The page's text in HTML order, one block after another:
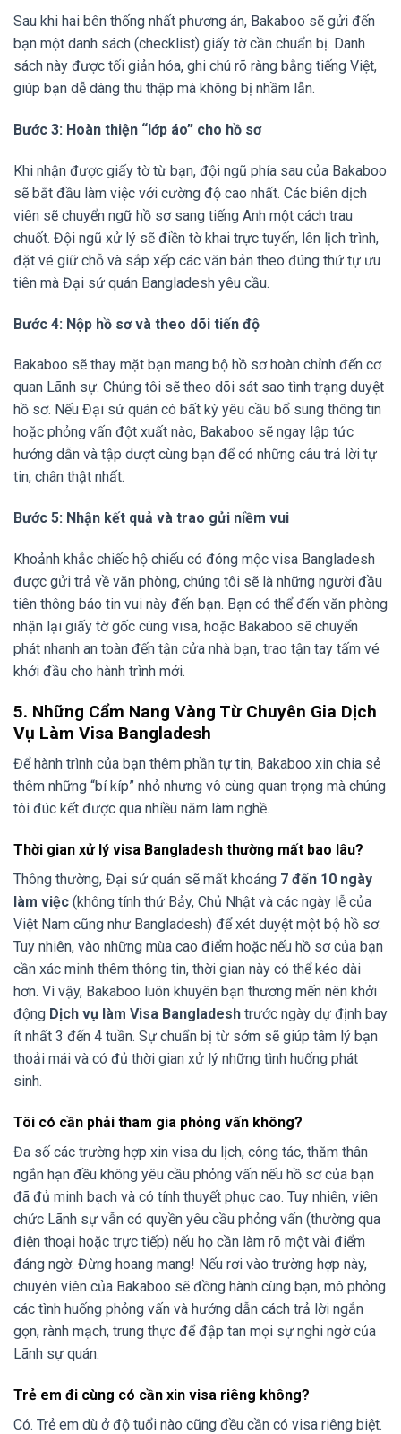
Sau khi hai bên thống nhất phương án, Bakaboo sẽ gửi đến
bạn một danh sách (checklist) giấy tờ cần chuẩn bị. Danh
sách này được tối giản hóa, ghi chú rõ ràng bằng tiếng Việt,
giúp bạn dễ dàng thu thập mà không bị nhầm lẫn.
Bước 3: Hoàn thiện “lớp áo” cho hồ sơ
Khi nhận được giấy tờ từ bạn, đội ngũ phía sau của Bakaboo
sẽ bắt đầu làm việc với cường độ cao nhất. Các biên dịch
viên sẽ chuyển ngữ hồ sơ sang tiếng Anh một cách trau
chuốt. Đội ngũ xử lý sẽ điền tờ khai trực tuyến, lên lịch trình,
đặt vé giữ chỗ và sắp xếp các văn bản theo đúng thứ tự ưu
tiên mà Đại sứ quán Bangladesh yêu cầu.
Bước 4: Nộp hồ sơ và theo dõi tiến độ
Bakaboo sẽ thay mặt bạn mang bộ hồ sơ hoàn chỉnh đến cơ
quan Lãnh sự. Chúng tôi sẽ theo dõi sát sao tình trạng duyệt
hồ sơ. Nếu Đại sứ quán có bất kỳ yêu cầu bổ sung thông tin
hoặc phỏng vấn đột xuất nào, Bakaboo sẽ ngay lập tức
hướng dẫn và tập dượt cùng bạn để có những câu trả lời tự
tin, chân thật nhất.
Bước 5: Nhận kết quả và trao gửi niềm vui
Khoảnh khắc chiếc hộ chiếu có đóng mộc visa Bangladesh
được gửi trả về văn phòng, chúng tôi sẽ là những người đầu
tiên thông báo tin vui này đến bạn. Bạn có thể đến văn phòng
nhận lại giấy tờ gốc cùng visa, hoặc Bakaboo sẽ chuyển
phát nhanh an toàn đến tận cửa nhà bạn, trao tận tay tấm vé
khởi đầu cho hành trình mới.
5. Những Cẩm Nang Vàng Từ Chuyên Gia Dịch
Vụ Làm Visa Bangladesh
Để hành trình của bạn thêm phần tự tin, Bakaboo xin chia sẻ
thêm những “bí kíp” nhỏ nhưng vô cùng quan trọng mà chúng
tôi đúc kết được qua nhiều năm làm nghề.
Thời gian xử lý visa Bangladesh thường mất bao lâu?
Thông thường, Đại sứ quán sẽ mất khoảng 7 đến 10 ngày
làm việc (không tính thứ Bảy, Chủ Nhật và các ngày lễ của
Việt Nam cũng như Bangladesh) để xét duyệt một bộ hồ sơ.
Tuy nhiên, vào những mùa cao điểm hoặc nếu hồ sơ của bạn
cần xác minh thêm thông tin, thời gian này có thể kéo dài
hơn. Vì vậy, Bakaboo luôn khuyên bạn thương mến nên khởi
động Dịch vụ làm Visa Bangladesh trước ngày dự định bay
ít nhất 3 đến 4 tuần. Sự chuẩn bị từ sớm sẽ giúp tâm lý bạn
thoải mái và có đủ thời gian xử lý những tình huống phát
sinh.
Tôi có cần phải tham gia phỏng vấn không?
Đa số các trường hợp xin visa du lịch, công tác, thăm thân
ngắn hạn đều không yêu cầu phỏng vấn nếu hồ sơ của bạn
đã đủ minh bạch và có tính thuyết phục cao. Tuy nhiên, viên
chức Lãnh sự vẫn có quyền yêu cầu phỏng vấn (thường qua
điện thoại hoặc trực tiếp) nếu họ cần làm rõ một vài điểm
đáng ngờ. Đừng hoang mang! Nếu rơi vào trường hợp này,
chuyên viên của Bakaboo sẽ đồng hành cùng bạn, mô phỏng
các tình huống phỏng vấn và hướng dẫn cách trả lời ngắn
gọn, rành mạch, trung thực để đập tan mọi sự nghi ngờ của
Lãnh sự quán.
Trẻ em đi cùng có cần xin visa riêng không?
Có. Trẻ em dù ở độ tuổi nào cũng đều cần có visa riêng biệt.